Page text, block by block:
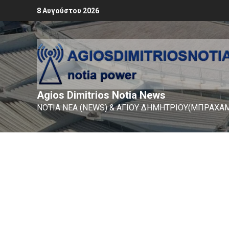
8 Αυγούστου 2026
Agios Dimitrios Notia News
ΝΟΤΙΑ ΝΕΑ (NEWS) & ΑΓΙΟΥ